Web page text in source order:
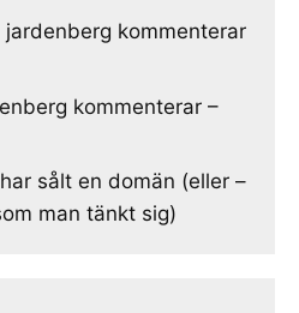
jardenberg kommenterar
kommenterar –
sålt en domän (eller –
man tänkt sig)